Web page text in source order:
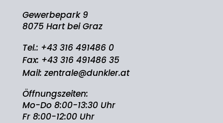
Gewerbepark 9
8075 Hart bei Graz
Tel.: +43 316 491486 0
Fax: +43 316 491486 35
Mail: zentrale@dunkler.at
Öffnungszeiten:
Mo-Do 8:00-13:30 Uhr
Fr 8:00-12:00 Uhr